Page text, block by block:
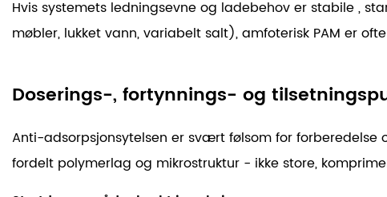
Hvis systemets ledningsevne og ladebehov er stabile,
møbler, lukket vann, variabelt salt), amfoterisk PAM er
Doserings-, fortynnings- og
Anti-adsorpsjonsytelsen er svært følsom for forberedelse
fordelt polymerlag og mikrostruktur - ikke store,